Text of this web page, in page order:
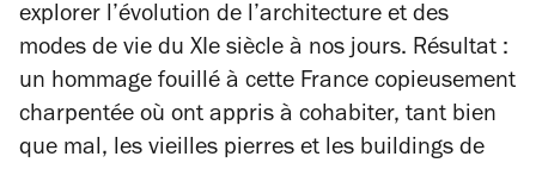
explorer l’évolution de l’architecture et des
modes de vie du XIe siècle à nos jours. Résultat :
un hommage fouillé à cette France copieusement
charpentée où ont appris à cohabiter, tant bien
que mal, les vieilles pierres et les buildings de